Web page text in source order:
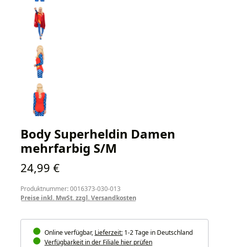
Body Superheldin Damen
mehrfarbig S/M
Regulärer Preis:
24,99 €
Produktnummer: 0016373-030-013
Preise inkl. MwSt. zzgl. Versandkosten
Online verfügbar, Lieferzeit: 1-2 Tage in Deutschland
Verfügbarkeit in der Filiale hier prüfen